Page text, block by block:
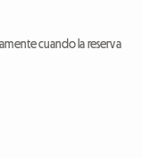
cuando la reserva